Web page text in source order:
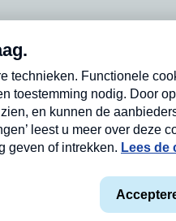
Privacyverklaring